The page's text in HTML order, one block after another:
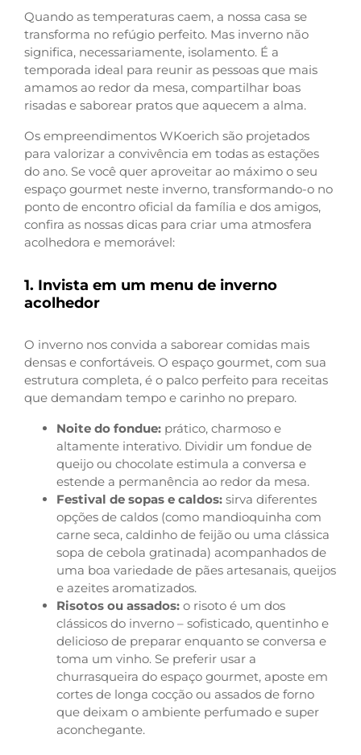
Quando as temperaturas caem, a nossa casa se
transforma no refúgio perfeito. Mas inverno não
significa, necessariamente, isolamento. É a
temporada ideal para reunir as pessoas que mais
amamos ao redor da mesa, compartilhar boas
risadas e saborear pratos que aquecem a alma.
Os empreendimentos WKoerich são projetados
para valorizar a convivência em todas as estações
do ano. Se você quer aproveitar ao máximo o seu
espaço gourmet neste inverno, transformando-o no
ponto de encontro oficial da família e dos amigos,
confira as nossas dicas para criar uma atmosfera
acolhedora e memorável:
1. Invista em um menu de inverno
acolhedor
O inverno nos convida a saborear comidas mais
densas e confortáveis. O espaço gourmet, com sua
estrutura completa, é o palco perfeito para receitas
que demandam tempo e carinho no preparo.
Noite do fondue: prático, charmoso e
altamente interativo. Dividir um fondue de
queijo ou chocolate estimula a conversa e
estende a permanência ao redor da mesa.
Festival de sopas e caldos: sirva diferentes
opções de caldos (como mandioquinha com
carne seca, caldinho de feijão ou uma clássica
sopa de cebola gratinada) acompanhados de
uma boa variedade de pães artesanais, queijos
e azeites aromatizados.
Risotos ou assados: o risoto é um dos
clássicos do inverno – sofisticado, quentinho e
delicioso de preparar enquanto se conversa e
toma um vinho. Se preferir usar a
churrasqueira do espaço gourmet, aposte em
cortes de longa cocção ou assados de forno
que deixam o ambiente perfumado e super
aconchegante.